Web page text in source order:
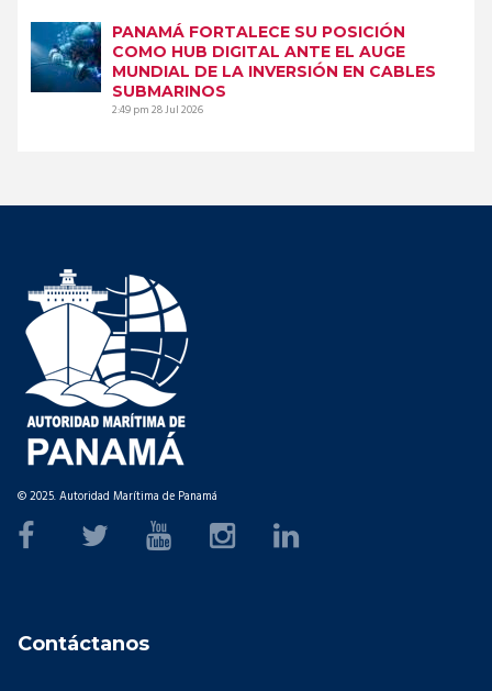
PANAMÁ FORTALECE SU POSICIÓN
COMO HUB DIGITAL ANTE EL AUGE
MUNDIAL DE LA INVERSIÓN EN CABLES
SUBMARINOS
2:49 pm28 Jul 2026
© 2025. Autoridad Marítima de Panamá
Contáctanos